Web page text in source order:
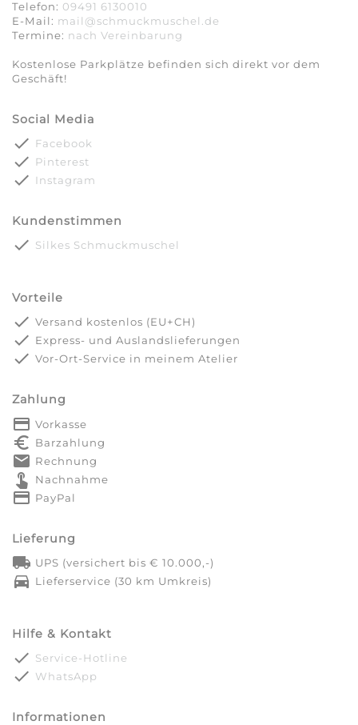
Telefon: 09491 6130010
E-Mail: mail@schmuckmuschel.de
Termine: nach Vereinbarung​​​​​​​
Kostenlose Parkplätze befinden sich direkt vor dem
Geschäft!
Social Media
done Facebook
done Pinterest
done Instagram
Kundenstimmen
done Silkes Schmuckmuschel
Vorteile
done Versand kostenlos (EU+CH)
done Express- und Auslandslieferungen
done Vor-Ort-Service in meinem Atelier
Zahlung
payment Vorkasse
euro_symbol Barzahlung
markunread Rechnung
touch_app Nachnahme
credit_card PayPal
Lieferung
local_shipping UPS (versichert bis € 10.000,-)
directions_car Lieferservice (30 km Umkreis)
Hilfe & Kontakt
done Service-Hotline
done WhatsApp
Informationen